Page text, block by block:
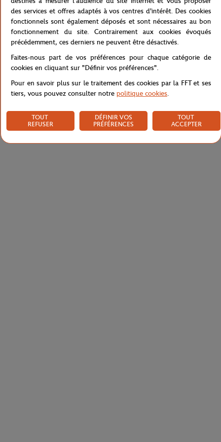
aux shorts respirants, en passant par les robes et les casquettes
de tennis.
Référence :TF7893-70V
Livraison et retours
des services et offres adaptés à vos centres d'intérêt. Des cookies
fonctionnels sont également déposés et sont nécessaires au bon
fonctionnement du site. Contrairement aux cookies évoqués
précédemment, ces derniers ne peuvent être désactivés.
Faites-nous part de vos préférences pour chaque catégorie de
cookies en cliquant sur "Définir vos préférences".
Pour en savoir plus sur le traitement des cookies par la FFT et ses
tiers, vous pouvez consulter notre politique cookies.
TOUT
REFUSER
DÉFINIR VOS
PRÉFÉRENCES
TOUT
ACCEPTER